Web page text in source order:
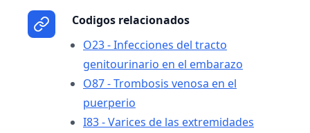
Codigos relacionados
O23 - Infecciones del tracto
genitourinario en el embarazo
O87 - Trombosis venosa en el
puerperio
I83 - Varices de las extremidades